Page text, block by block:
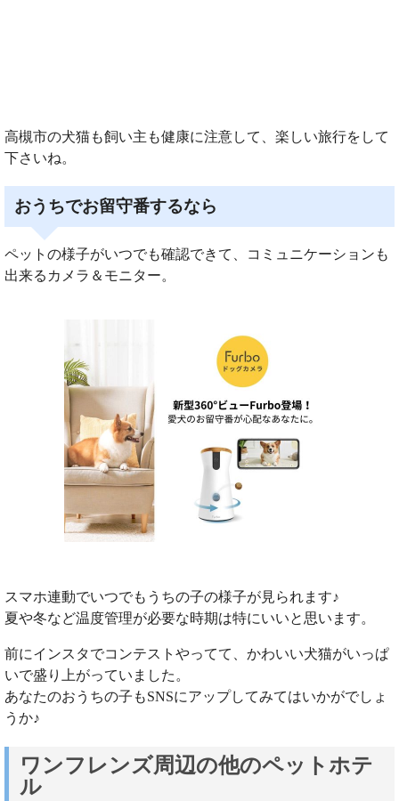
高槻市の犬猫も飼い主も健康に注意して、楽しい旅行をして
下さいね。
おうちでお留守番するなら
ペットの様子がいつでも確認できて、コミュニケーションも
出来るカメラ＆モニター。
スマホ連動でいつでもうちの子の様子が見られます♪
夏や冬など温度管理が必要な時期は特にいいと思います。
前にインスタでコンテストやってて、かわいい犬猫がいっぱ
いで盛り上がっていました。
あなたのおうちの子もSNSにアップしてみてはいかがでしょ
うか♪
ワンフレンズ周辺の他のペットホテ
ル